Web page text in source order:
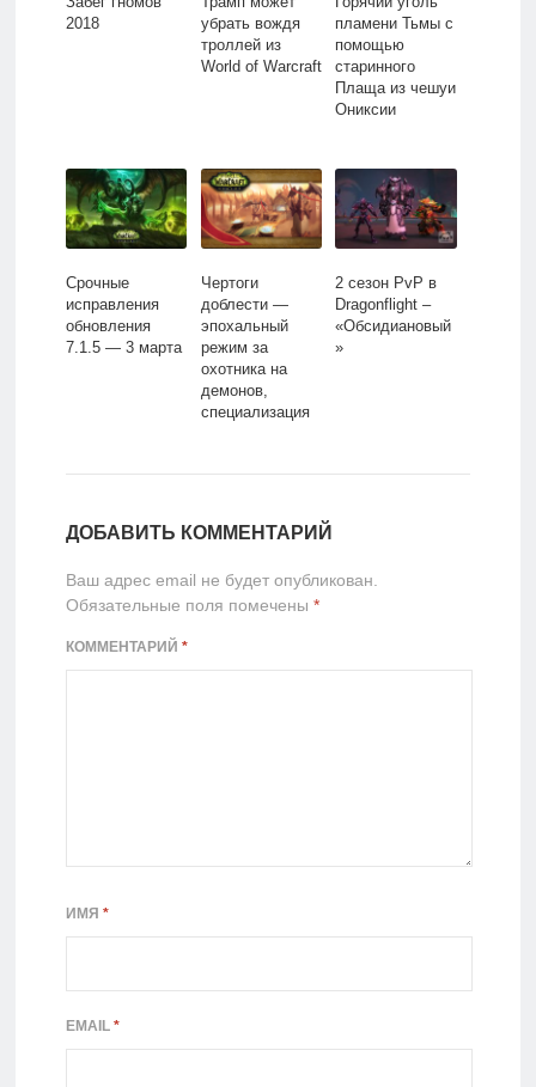
2018
убрать вождя
троллей из
World of Warcraft
пламени Тьмы с
помощью
старинного
Плаща из чешуи
Ониксии
Срочные
исправления
обновления
7.1.5 — 3 марта
Чертоги
доблести —
эпохальный
режим за
охотника на
демонов,
специализация
2 сезон PvP в
Dragonflight –
«Обсидиановый
»
ДОБАВИТЬ КОММЕНТАРИЙ
Ваш адрес email не будет опубликован.
Обязательные поля помечены *
КОММЕНТАРИЙ *
ИМЯ *
EMAIL *